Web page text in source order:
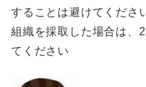
することは避けてくださ
組織を採取した場合は、
てください